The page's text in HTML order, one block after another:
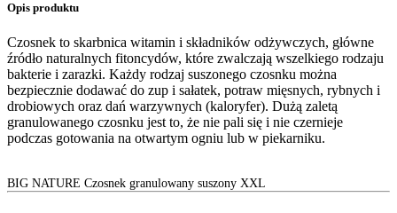
Opis produktu
Czosnek to skarbnica witamin i składników odżywczych, główne
źródło naturalnych fitoncydów, które zwalczają wszelkiego rodzaju
bakterie i zarazki. Każdy rodzaj suszonego czosnku można
bezpiecznie dodawać do zup i sałatek, potraw mięsnych, rybnych i
drobiowych oraz dań warzywnych (kaloryfer). Dużą zaletą
granulowanego czosnku jest to, że nie pali się i nie czernieje
podczas gotowania na otwartym ogniu lub w piekarniku.
BIG NATURE Czosnek granulowany suszony XXL